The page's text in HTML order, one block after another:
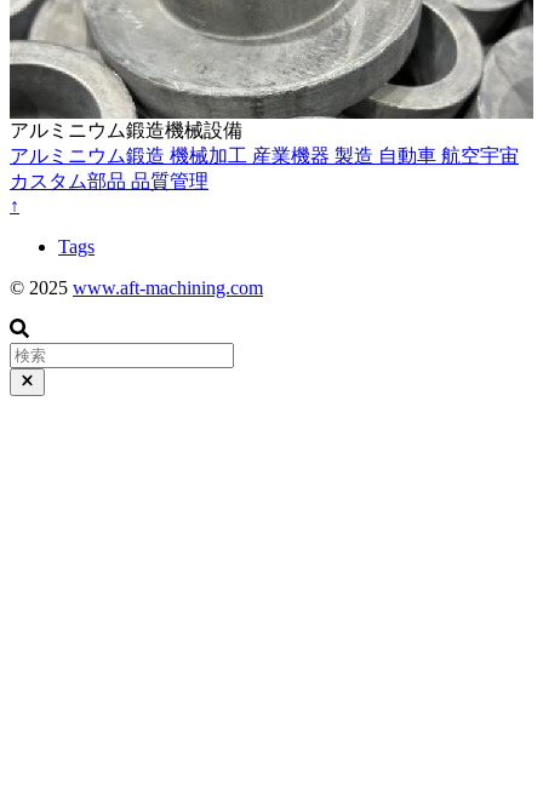
アルミニウム鍛造機械設備
アルミニウム鍛造 機械加工 産業機器 製造 自動車 航空宇宙
カスタム部品 品質管理
↑
Tags
© 2025 www.aft-machining.com